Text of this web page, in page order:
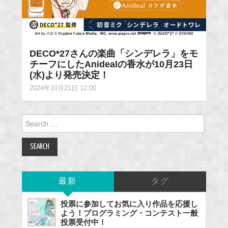
DECO*27さんの楽曲「シンデレラ」をモ
チーフにしたAnidealの香水が10月23日
(水)より発売決定！
2024年10月21日 12:00
Search
for:
最新 タグ
投票に参加してお気に入り作品を応援し
よう！プログラミング・コンテスト一般
投票受付中！